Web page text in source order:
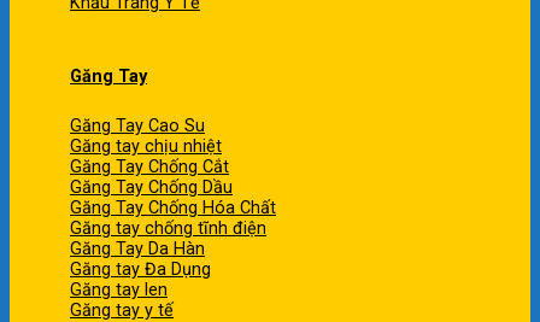
Găng Tay
Găng Tay Cao Su
Găng tay chịu nhiệt
Găng Tay Chống Cắt
Găng Tay Chống Dầu
Găng Tay Chống Hóa Chất
Găng tay chống tĩnh điện
Găng Tay Da Hàn
Găng tay Đa Dụng
Găng tay len
Găng tay y tế